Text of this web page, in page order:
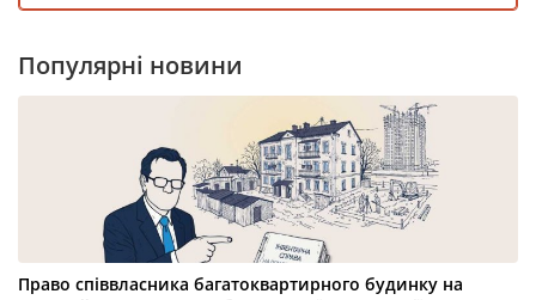
Популярні новини
Право співвласника багатоквартирного будинку на